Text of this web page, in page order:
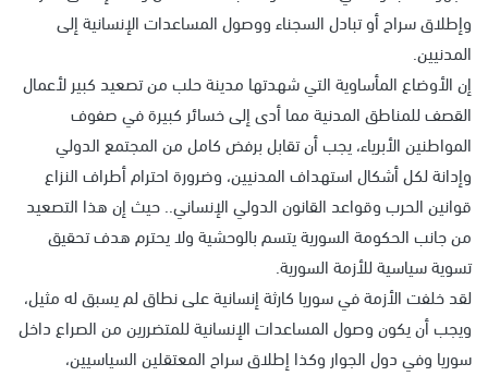
وإطلاق سراح أو تبادل السجناء ووصول المساعدات الإنسانية إلى
المدنيين.
إن الأوضاع المأساوية التي شهدتها مدينة حلب من تصعيد كبير لأعمال
القصف للمناطق المدنية مما أدى إلى خسائر كبيرة في صفوف
المواطنين الأبرياء، يجب أن تقابل برفض كامل من المجتمع الدولي
وإدانة لكل أشكال استهداف المدنيين، وضرورة احترام أطراف النزاع
قوانين الحرب وقواعد القانون الدولي الإنساني.. حيث إن هذا التصعيد
من جانب الحكومة السورية يتسم بالوحشية ولا يحترم هدف تحقيق
تسوية سياسية للأزمة السورية.
لقد خلفت الأزمة في سوريا كارثة إنسانية على نطاق لم يسبق له مثيل،
ويجب أن يكون وصول المساعدات الإنسانية للمتضررين من الصراع داخل
سوريا وفي دول الجوار وكذا إطلاق سراح المعتقلين السياسيين،